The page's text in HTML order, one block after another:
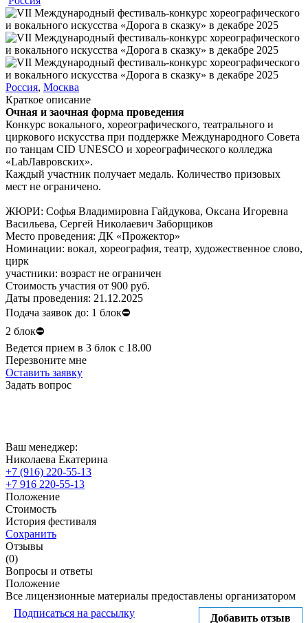
Россия, Москва
Краткое описание
Очная и заочная форма проведения
Конкурс вокального, хореографического, театрального и
циркового искусства при поддержке Международного Совета
по танцам CID UNESCO и хореографического колледжа
«LabЛавровских».
Каждый участник получает медаль. Количество призовых
мест не ограничено.
ЖЮРИ: Софья Владимировна Гайдукова, Оксана Игоревна
Васильева, Сергей Николаевич Заборщиков
Место проведения: ДК «Прожектор»
Номинации: вокал, хореография, театр, художественное слово,
цирк
участники: возраст не ограничен
Стоимость участия от 900 руб.
Даты проведения: 21.12.2025
Подача заявок до: 1 блок⛔
2 блок⛔
Ведется прием в 3 блок с 18.00
Перезвоните мне
Оставить заявку
Задать вопрос
Ваш менеджер:
Николаева Екатерина
+7 (916) 220-55-13
+7 916 220-55-13
Положение
Стоимость
История фестиваля
Сохранить
Отзывы
(0)
Вопросы и ответы
Положение
Все лицензионные материалы предоставлены организатором
Добавить отзыв
Подписаться на рассылку